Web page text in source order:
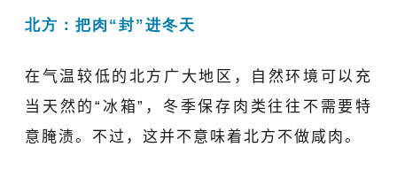
北方：把肉“封”进冬天
在气温较低的北方广大地区，自然环境可以充
当天然的“冰箱”，冬季保存肉类往往不需要特
意腌渍。不过，这并不意味着北方不做咸肉。